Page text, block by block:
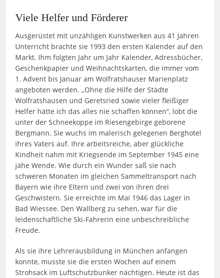
Viele Helfer und Förderer
Ausgerüstet mit unzähligen Kunstwerken aus 41 Jahren
Unterricht brachte sie 1993 den ersten Kalender auf den
Markt. Ihm folgten Jahr um Jahr Kalender, Adressbücher,
Geschenkpapier und Weihnachtskarten, die immer vom
1. Advent bis Januar am Wolfratshauser Marienplatz
angeboten werden. „Ohne die Hilfe der Städte
Wolfratshausen und Geretsried sowie vieler fleißiger
Helfer hätte ich das alles nie schaffen können“, lobt die
unter der Schneekoppe im Riesengebirge geborene
Bergmann. Sie wuchs im malerisch gelegenen Berghotel
ihres Vaters auf. Ihre arbeitsreiche, aber glückliche
Kindheit nahm mit Kriegsende im September 1945 eine
jähe Wende. Wie durch ein Wunder saß sie nach
schweren Monaten im gleichen Sammeltransport nach
Bayern wie ihre Eltern und zwei von ihren drei
Geschwistern. Sie erreichte im Mai 1946 das Lager in
Bad Wiessee. Den Wallberg zu sehen, war für die
leidenschaftliche Ski-Fahrerin eine unbeschreibliche
Freude.
Als sie ihre Lehrerausbildung in München anfangen
konnte, musste sie die ersten Wochen auf einem
Strohsack im Luftschutzbunker nächtigen. Heute ist das